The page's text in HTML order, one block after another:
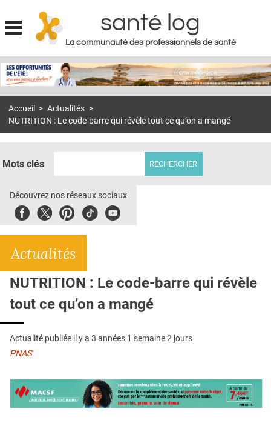
Jump to navigation
santé log
La communauté des professionnels de santé
MON COMPTE
S'ABONNER À LA REVUE SOIN À DOMICILE
DOSSIERS
E-REVUE SAD
L'APP
QUI SOMMES-NOUS ?
PUBLICITÉ
CONDITIONS GÉNÉRALES
CONTACT
Accueil > Actualités >
NUTRITION : Le code-barre qui révèle tout ce qu’on a mangé
Mots clés
Découvrez nos réseaux sociaux
FacebookTwitterPinterest
TiktokYoubute
Actualités
NUTRITION : Le code-barre qui révèle
tout ce qu’on a mangé
Actualité publiée il y a 3 années 1 semaine 2 jours
PNAS